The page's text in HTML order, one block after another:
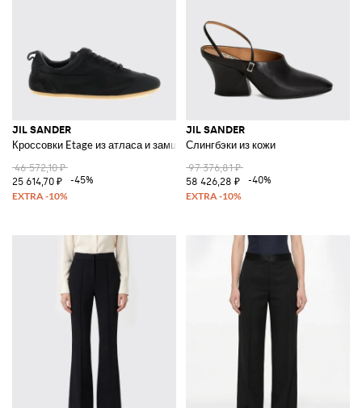
JIL SANDER
Кроссовки Etage из атласа и замши
46 572,10 ₽
25 614,70 ₽
-45%
JIL SANDER
Слингбэки из кожи
97 376,81 ₽
58 426,28 ₽
-40%